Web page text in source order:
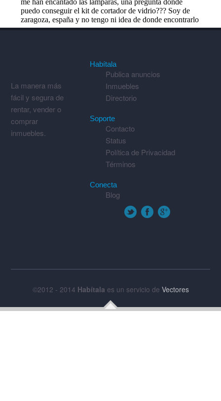
La manera más
fácil y segura de
rentar, vender o
comprar
inmuebles.
Habítala
Publica anuncios
Inmuebles
Directorio
Soporte
Contacto
Status
Política de Privacidad
Términos
Conecta
Blog
©2012 - 2014 Habítala es un servicio de Vectores